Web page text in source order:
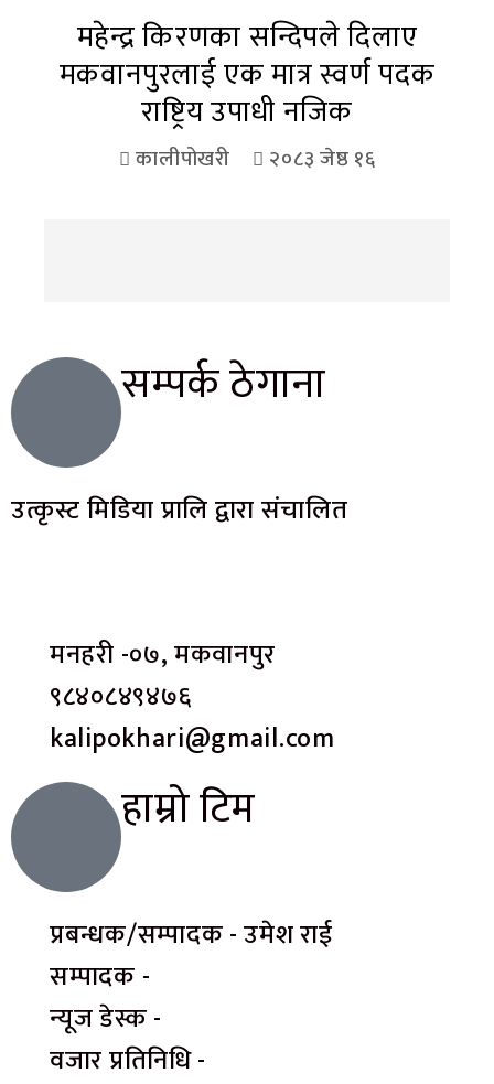
महेन्द्र किरणका सन्दिपले दिलाए
मकवानपुरलाई एक मात्र स्वर्ण पदक
राष्ट्रिय उपाधी नजिक
कालीपोखरी २०८३ जेष्ठ १६
सम्पर्क ठेगाना
उत्कृस्ट मिडिया प्रालि द्वारा संचालित
मनहरी -०७, मकवानपुर
९८४०८४९४७६
kalipokhari@gmail.com
हाम्रो टिम
प्रबन्धक/सम्पादक - उमेश राई
सम्पादक -
न्यूज डेस्क -
वजार प्रतिनिधि -